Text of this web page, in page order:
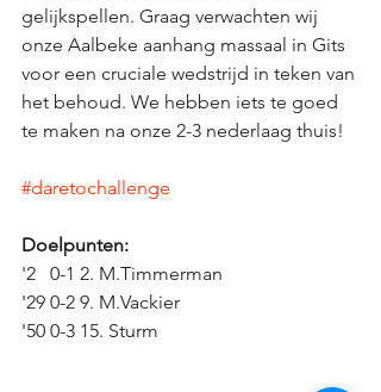
gelijkspellen. Graag verwachten wij
onze Aalbeke aanhang massaal in Gits
voor een cruciale wedstrijd in teken van
het behoud. We hebben iets te goed
te maken na onze 2-3 nederlaag thuis!
#daretochallenge
Doelpunten:
'2   0-1 2. M.Timmerman
'29 0-2 9. M.Vackier
'50 0-3 15. Sturm